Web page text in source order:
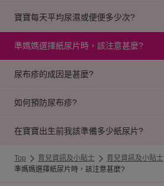
寶寶每天平均尿濕或便便多少次?
準媽媽選擇紙尿片時，該注意甚麼?
尿布疹的成因是甚麼?
如何預防尿布疹?
在寶寶出生前我該準備多少紙尿片?
Top 育兒資訊及小貼士
育兒資訊及小貼士
準媽媽選擇紙尿片時，該注意甚麼?